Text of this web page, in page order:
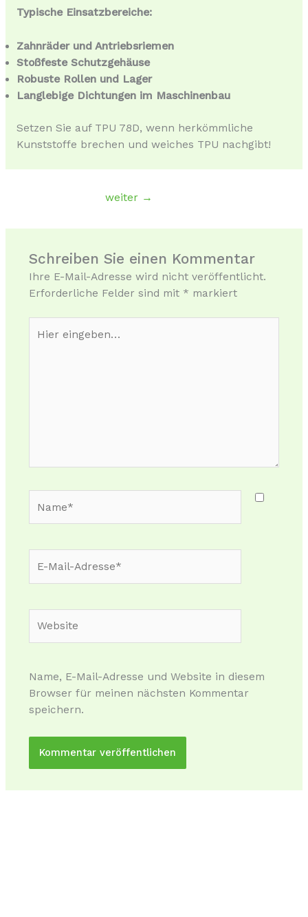
Typische Einsatzbereiche:
Zahnräder und Antriebsriemen
Stoßfeste Schutzgehäuse
Robuste Rollen und Lager
Langlebige Dichtungen im Maschinenbau
Setzen Sie auf TPU 78D, wenn herkömmliche
Kunststoffe brechen und weiches TPU nachgibt!
weiter →
Schreiben Sie einen Kommentar
Ihre E-Mail-Adresse wird nicht veröffentlicht.
Erforderliche Felder sind mit * markiert
eingeben…
Mail-
Name, E-Mail-Adresse und Website in diesem
Browser für meinen nächsten Kommentar
speichern.